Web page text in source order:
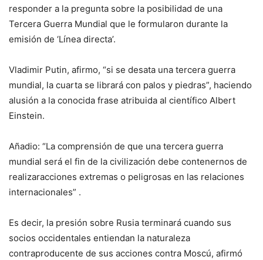
responder a la pregunta sobre la posibilidad de una
Tercera Guerra Mundial que le formularon durante la
emisión de ‘Línea directa’.
Vladimir Putin, afirmo, “si se desata una tercera guerra
mundial, la cuarta se librará con palos y piedras”, haciendo
alusión a la conocida frase atribuida al científico Albert
Einstein.
Añadio: “La comprensión de que una tercera guerra
mundial será el fin de la civilización debe contenernos de
realizaracciones extremas o peligrosas en las relaciones
internacionales” .
Es decir, la presión sobre Rusia terminará cuando sus
socios occidentales entiendan la naturaleza
contraproducente de sus acciones contra Moscú, afirmó